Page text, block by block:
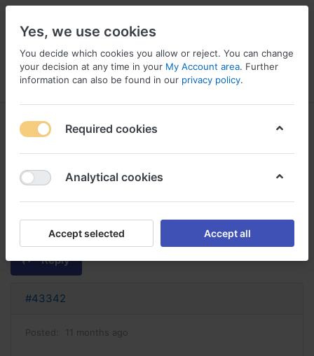
Menu Log in Compare Wishlist
colchicine avec ou sans
ordonnance colchicine sans
ordonnance france
Reply
#43342
Posted: 11 months ago
Yes, we use cookies
You decide which cookies you allow or reject. You can change
your decision at any time in your My Account area. Further
information can also be found in our privacy policy.
Required cookies
Analytical cookies
Accept selected Accept all